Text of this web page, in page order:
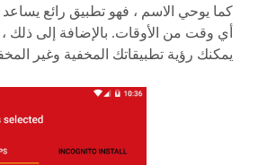
كما يوحي الاسم ، فهو تطبيق رائع
أي وقت من الأوقات. بالإضافة إلى ذلك
يمكنك رؤية تطبيقاتك المخفية وغير